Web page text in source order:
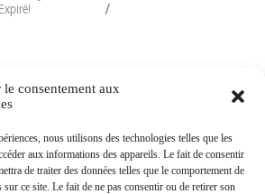
le consentement aux
nous utilisons des technologies telles que les
aux informations des appareils. Le fait de consentir
de traiter des données telles que le comportement de
ce site. Le fait de ne pas consentir ou de retirer son
Expiré!
/